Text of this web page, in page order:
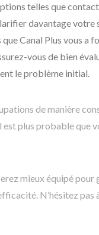
telles que
davantage votre
que Canal Plus vous a
vous de bien
le problème initial.
de manière
plus probable que
mieux équipé pour
N’hésitez pas